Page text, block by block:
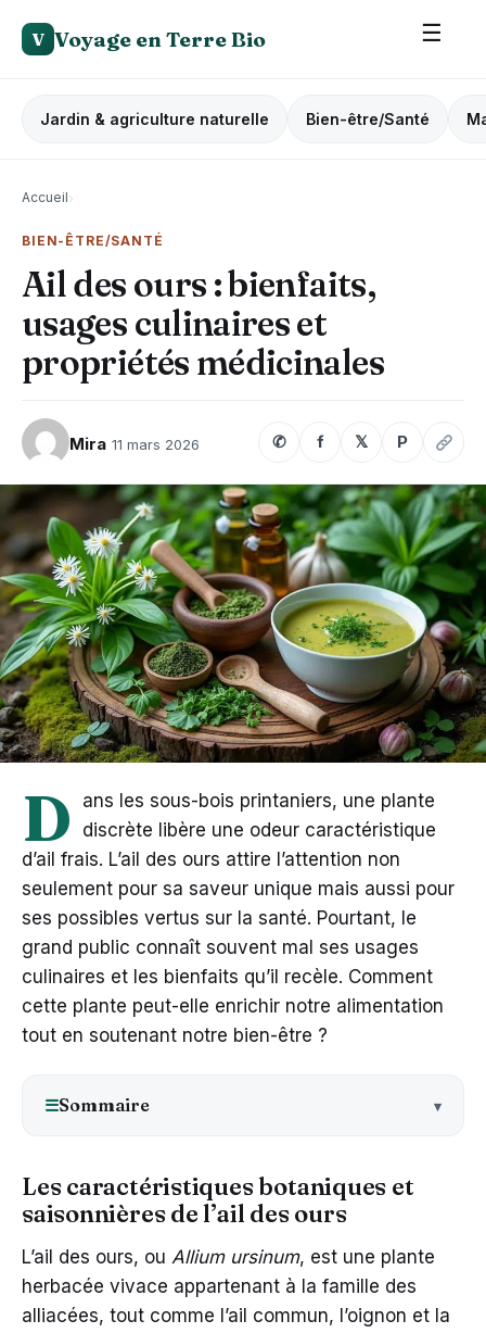
V Voyage en Terre Bio ☰
Jardin & agriculture naturelle Bien-être/Santé
Accueil›
BIEN-ÊTRE/SANTÉ
Ail des ours : bienfaits,
usages culinaires et
propriétés médicinales
Mira 11 mars 2026 ✆ f 𝕏 P
D
ans les sous-bois printaniers, une plante
discrète libère une odeur caractéristique
d’ail frais. L’ail des ours attire l’attention non
seulement pour sa saveur unique mais aussi pour
ses possibles vertus sur la santé. Pourtant, le
grand public connaît souvent mal ses usages
culinaires et les bienfaits qu’il recèle. Comment
cette plante peut-elle enrichir notre alimentation
tout en soutenant notre bien-être ?
☰Sommaire
Les caractéristiques botaniques et
saisonnières de l’ail des ours
L’ail des ours, ou Allium ursinum, est une plante
herbacée vivace appartenant à la famille des
alliacées, tout comme l’ail commun, l’oignon et la